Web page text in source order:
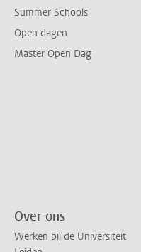
Summer Schools
Open dagen
Master Open Dag
Over ons
Werken bij de Universiteit